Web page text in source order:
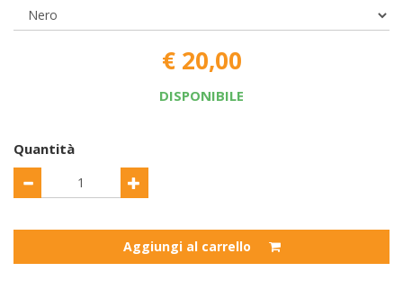
€ 20,00
DISPONIBILE
Quantità
Aggiungi al carrello